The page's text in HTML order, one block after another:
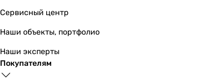
Сервисный центр
Наши объекты, портфолио
Наши эксперты
Покупателям